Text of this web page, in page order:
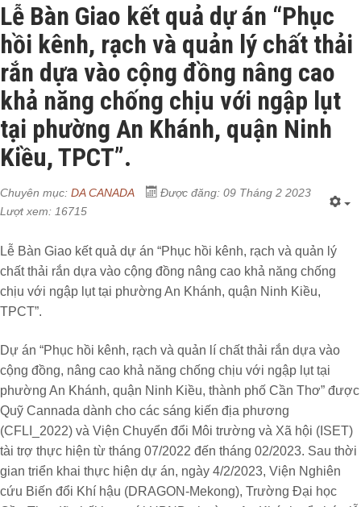
Lễ Bàn Giao kết quả dự án “Phục
hồi kênh, rạch và quản lý chất thải
rắn dựa vào cộng đồng nâng cao
khả năng chống chịu với ngập lụt
tại phường An Khánh, quận Ninh
Kiều, TPCT”.
Chuyên mục: DA CANADA
Được đăng: 09 Tháng 2 2023
Lượt xem: 16715
Lễ Bàn Giao kết quả dự án “Phục hồi kênh, rạch và quản lý
chất thải rắn dựa vào cộng đồng nâng cao khả năng chống
chịu với ngập lụt tại phường An Khánh, quận Ninh Kiều,
TPCT”.
Dự án “Phục hồi kênh, rạch và quản lí chất thải rắn dựa vào
cộng đồng, nâng cao khả năng chống chịu với ngập lụt tại
phường An Khánh, quận Ninh Kiều, thành phố Cần Thơ” được
Quỹ Cannada dành cho các sáng kiến địa phương
(CFLI_2022) và Viện Chuyển đổi Môi trường và Xã hội (ISET)
tài trợ thực hiện từ tháng 07/2022 đến tháng 02/2023. Sau thời
gian triển khai thực hiện dự án, ngày 4/2/2023, Viện Nghiên
cứu Biến đổi Khí hậu (DRAGON-Mekong), Trường Đại học